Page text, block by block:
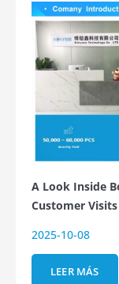
A Look Inside
Customer Visits
2025-10-08
LEER MÁS